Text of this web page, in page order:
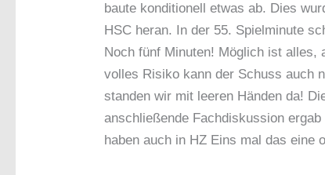
baute konditionell etwas ab. Dies
HSC heran. In der 55. Spielminute
Noch fünf Minuten! Möglich ist
volles Risiko kann der Schuss auch
standen wir mit leeren Händen da!
anschließende Fachdiskussion
haben auch in HZ Eins mal das eine